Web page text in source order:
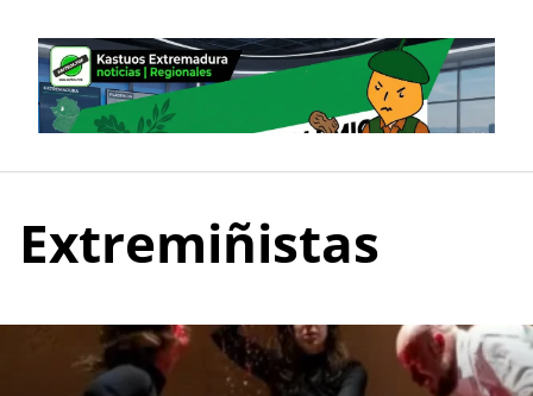
content
Extremiñistas